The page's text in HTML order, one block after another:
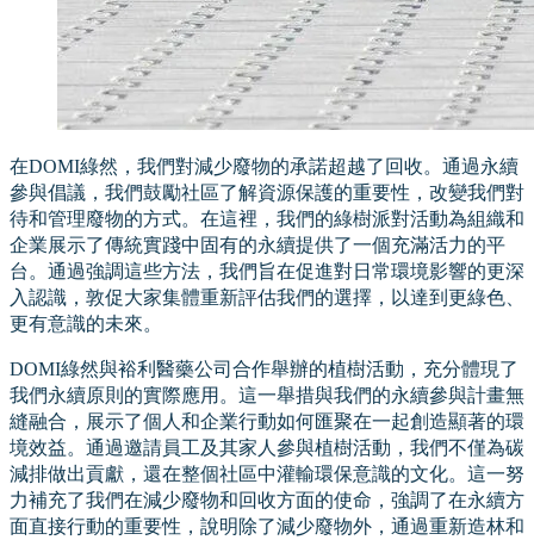
在DOMI綠然，我們對減少廢物的承諾超越了回收。通過永續
參與倡議，我們鼓勵社區了解資源保護的重要性，改變我們對
待和管理廢物的方式。在這裡，我們的綠樹派對活動為組織和
企業展示了傳統實踐中固有的永續提供了一個充滿活力的平
台。通過強調這些方法，我們旨在促進對日常環境影響的更深
入認識，敦促大家集體重新評估我們的選擇，以達到更綠色、
更有意識的未來。
DOMI綠然與裕利醫藥公司合作舉辦的植樹活動，充分體現了
我們永續原則的實際應用。這一舉措與我們的永續參與計畫無
縫融合，展示了個人和企業行動如何匯聚在一起創造顯著的環
境效益。通過邀請員工及其家人參與植樹活動，我們不僅為碳
減排做出貢獻，還在整個社區中灌輸環保意識的文化。這一努
力補充了我們在減少廢物和回收方面的使命，強調了在永續方
面直接行動的重要性，說明除了減少廢物外，通過重新造林和